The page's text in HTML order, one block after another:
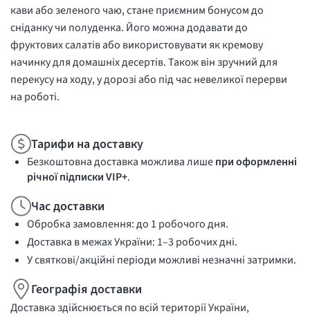
кави або зеленого чаю, стане приємним бонусом до
сніданку чи полуденка. Його можна додавати до
фруктових салатів або використовувати як кремову
начинку для домашніх десертів. Також він зручний для
перекусу на ходу, у дорозі або під час невеликої перерви
на роботі.
Тарифи на доставку
Безкоштовна доставка можлива лишепри оформленні
річної підписки VIP+.
Час доставки
Обробка замовлення: до 1 робочого дня.
Доставка в межах України: 1–3 робочих дні.
У святкові/акційні періоди можливі незначні затримки.
Географія доставки
Доставка здійснюється по всій території України,